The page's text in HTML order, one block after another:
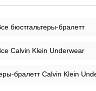
бюстгальтеры-бралетт
Calvin Klein Underwear
бралетт Calvin Klein